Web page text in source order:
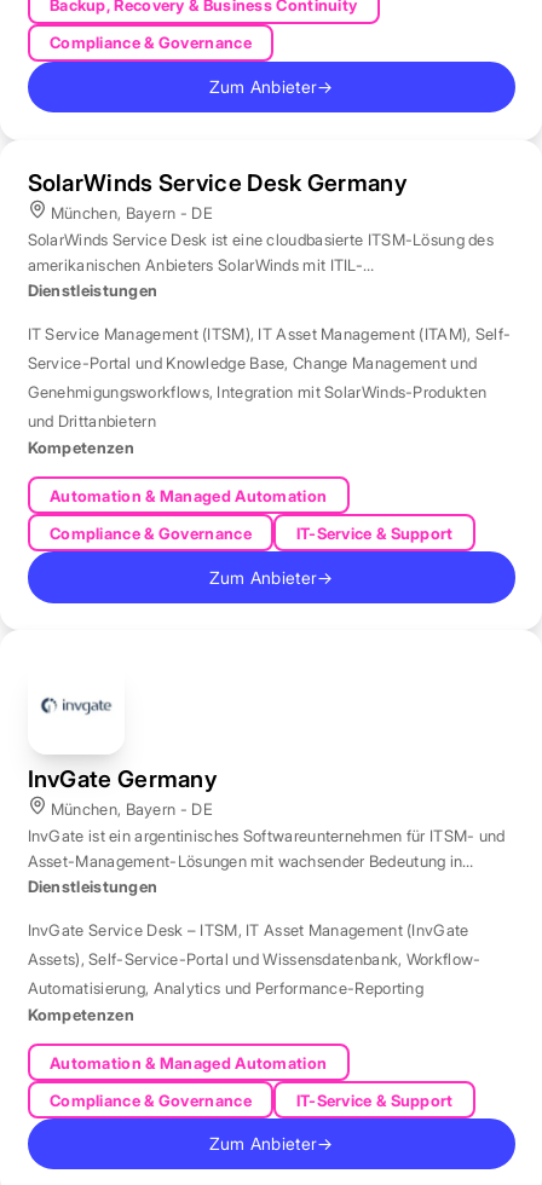
Backup, Recovery & Business Continuity
Compliance & Governance
Zum Anbieter→
SolarWinds Service Desk Germany
München, Bayern - DE
SolarWinds Service Desk ist eine cloudbasierte ITSM-Lösung des
amerikanischen Anbieters SolarWinds mit ITIL-
Prozessunterstützung.
Dienstleistungen
IT Service Management (ITSM), IT Asset Management (ITAM), Self-
Service-Portal und Knowledge Base, Change Management und
Genehmigungsworkflows, Integration mit SolarWinds-Produkten
und Drittanbietern
Kompetenzen
Automation & Managed Automation
Compliance & Governance
IT-Service & Support
Zum Anbieter→
InvGate Germany
München, Bayern - DE
InvGate ist ein argentinisches Softwareunternehmen für ITSM- und
Asset-Management-Lösungen mit wachsender Bedeutung in
Europa.
Dienstleistungen
InvGate Service Desk – ITSM, IT Asset Management (InvGate
Assets),Self-Service-Portal und Wissensdatenbank, Workflow-
Automatisierung, Analytics und Performance-Reporting
Kompetenzen
Automation & Managed Automation
Compliance & Governance
IT-Service & Support
Zum Anbieter→